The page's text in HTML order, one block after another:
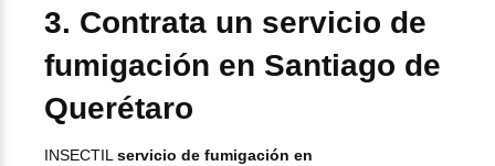
3. Contrata un servicio de
fumigación en Santiago de
Querétaro
INSECTIL servicio de fumigación en